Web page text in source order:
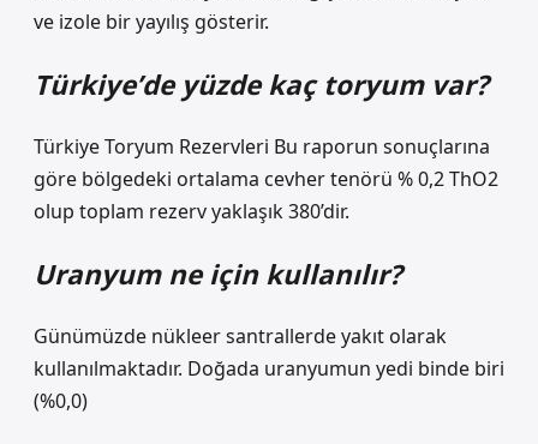
ve izole bir yayılış gösterir.
Türkiye’de yüzde kaç toryum var?
Türkiye Toryum Rezervleri Bu raporun sonuçlarına
göre bölgedeki ortalama cevher tenörü % 0,2 ThO2
olup toplam rezerv yaklaşık 380’dir.
Uranyum ne için kullanılır?
Günümüzde nükleer santrallerde yakıt olarak
kullanılmaktadır. Doğada uranyumun yedi binde biri
(%0,0)